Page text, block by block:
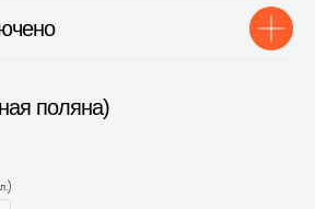
поляна)